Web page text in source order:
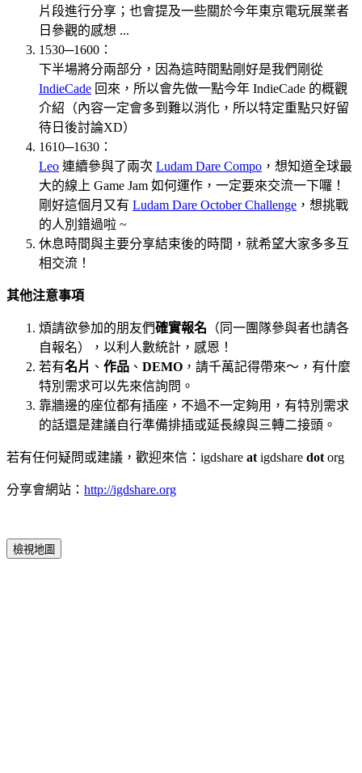
片段進行分享；也會提及一些關於今年東京電玩展業者
日參觀的感想 ...
1530─1600：
下半場將分兩部分，因為這時間點剛好是我們剛從
IndieCade 回來，所以會先做一點今年 IndieCade 的概觀
介紹（內容一定會多到難以消化，所以特定重點只好留
待日後討論XD）
1610─1630：
Leo 連續參與了兩次 Ludam Dare Compo ，想知道全球最
大的線上 Game Jam 如何運作，一定要來交流一下囉！
剛好這個月又有 Ludam Dare October Challenge ，想挑戰
的人別錯過啦 ~
休息時間與主要分享結束後的時間，就希望大家多多互
相交流！
其他注意事項
煩請欲參加的朋友們確實報名 （同一團隊參與者也請各
自報名），以利人數統計，感恩！
若有名片 、 作品 、 DEMO ，請千萬記得帶來～，有什麼
特別需求可以先來信詢問。
靠牆邊的座位都有插座，不過不一定夠用，有特別需求
的話還是建議自行準備排插或延長線與三轉二接頭。
若有任何疑問或建議，歡迎來信：igdshare at igdshare dot org
分享會網站： http://igdshare.org
檢視地圖